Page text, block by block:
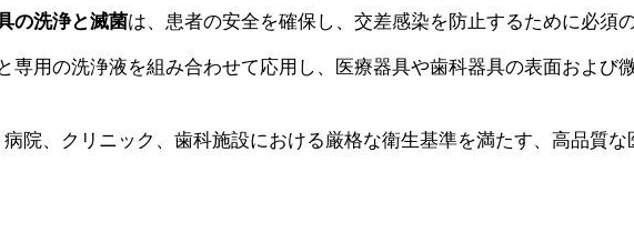
の洗浄と滅菌は、患者の安全を確保し、交差感染を防止するために必須の
専用の洗浄液を組み合わせて応用し、医療器具や歯科器具の表面および
院、クリニック、歯科施設における厳格な衛生基準を満たす、高品質